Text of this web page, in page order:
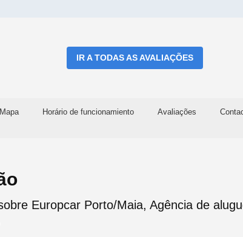
IR A TODAS AS AVALIAÇÕES
Mapa Horário de funcionamiento Avaliações
Europcar Porto/Maia, Agência de